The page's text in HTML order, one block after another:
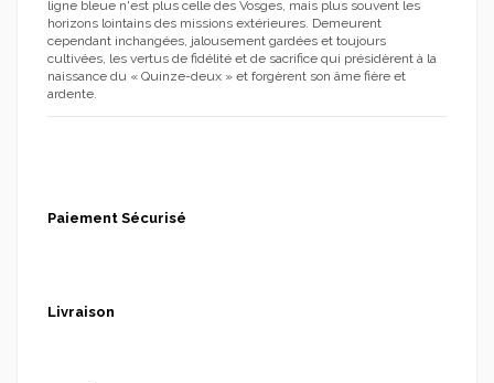
ligne bleue n'est plus celle des Vosges, mais plus souvent les
horizons lointains des missions extérieures. Demeurent
cependant inchangées, jalousement gardées et toujours
cultivées, les vertus de fidélité et de sacrifice qui présidèrent à la
naissance du « Quinze-deux » et forgèrent son âme fière et
ardente.
Paiement Sécurisé
Livraison